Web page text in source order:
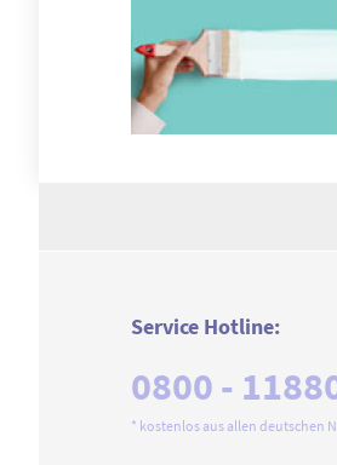
Service Hotline:
0800 -
* kostenlos aus allen deutschen